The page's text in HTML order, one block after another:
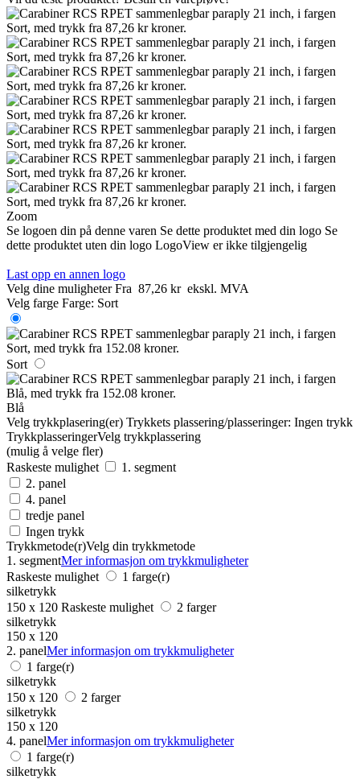
Zoom
Se logoen din på denne varen Se dette produktet med din logo Se
dette produktet uten din logo LogoView er ikke tilgjengelig
Last opp en annen logo
Velg dine muligheter Fra 87,26 kr ekskl. MVA
Velg farge Farge: Sort
Sort
Blå
Velg trykkplasering(er) Trykkets plassering/plasseringer: Ingen trykk
TrykkplasseringerVelg trykkplassering
(mulig å velge fler)
Raskeste mulighet
1. segment
2. panel
4. panel
tredje panel
Ingen trykk
Trykkmetode(r)Velg din trykkmetode
1. segmentMer informasjon om trykkmuligheter
Raskeste mulighet
1 farge(r)
silketrykk
150 x 120 Raskeste mulighet
2 farger
silketrykk
150 x 120
2. panelMer informasjon om trykkmuligheter
1 farge(r)
silketrykk
150 x 120
2 farger
silketrykk
150 x 120
4. panelMer informasjon om trykkmuligheter
1 farge(r)
silketrykk